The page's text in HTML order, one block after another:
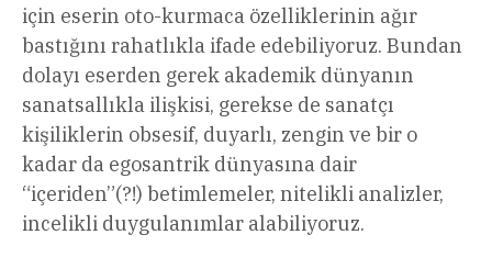
için eserin oto-kurmaca özelliklerinin ağır
bastığını rahatlıkla ifade edebiliyoruz. Bundan
dolayı eserden gerek akademik dünyanın
sanatsallıkla ilişkisi, gerekse de sanatçı
kişiliklerin obsesif, duyarlı, zengin ve bir o
kadar da egosantrik dünyasına dair
“içeriden”(?!) betimlemeler, nitelikli analizler,
incelikli duygulanımlar alabiliyoruz.